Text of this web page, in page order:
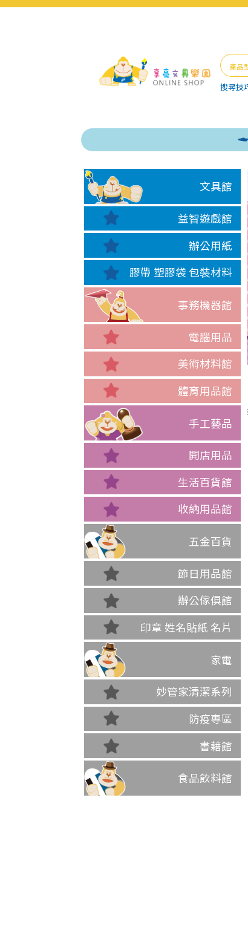
搜尋技
逾期
文具館
益智遊戲館
辦公用紙
膠帶 塑膠袋 包裝材料
事務機器館
電腦用品
美術材料館
體育用品館
手工藝品
開店用品
生活百貨館
收納用品館
五金百貨
節日用品館
辦公傢俱館
印章 姓名貼紙 名片
家電
妙管家清潔系列
防疫專區
書藉館
食品飲料館